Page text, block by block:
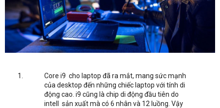
Core i9 cho laptop đã ra mắt, mang sức mạnh
của desktop đến những chiếc laptop với tính di
động cao. i9 cũng là chip di động đầu tiên do
intell sản xuất mà có 6 nhân và 12 luồng. Vậy